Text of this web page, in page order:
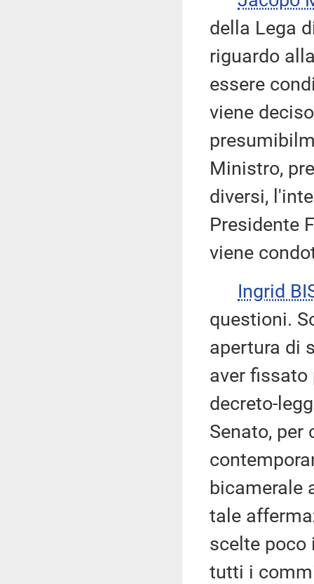
della Lega
riguardo
essere
viene
Ministro,
diversi,
Presidente
viene
Ingrid
questioni.
apertura di
aver fissato
decreto-
Senato, per
bicamerale
tale
scelte poco
tutti i